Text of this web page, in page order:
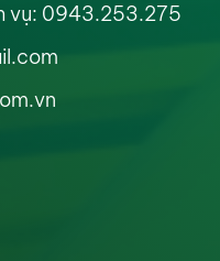
vụ: 0943.253.275